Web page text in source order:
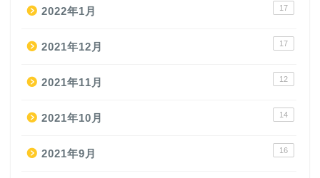
2022年1月 17
2021年12月 17
2021年11月 12
2021年10月 14
2021年9月 16